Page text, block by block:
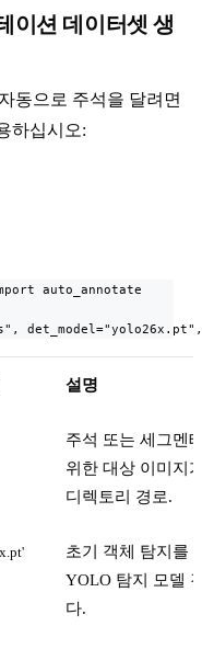
이션 데이터셋 생
동으로 주석을 달려면
하십시오:
auto_annotate
det_model="yolo26x.pt",
설명
주석 또는 세그멘
위한 대상 이미지
디렉토리 경로.
초기 객체 탐지를
YOLO 탐지 모델
다.